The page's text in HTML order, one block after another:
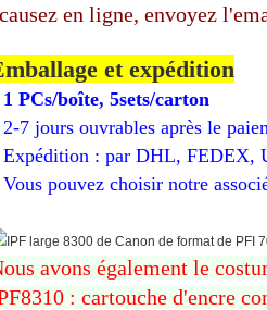
causez en ligne, envoyez
et expédition
1 PCs/boîte, 5sets/carton
2-7 jours ouvrables après le
Expédition : par DHL, FEDEX,
Vous pouvez choisir notre
avons également le
: cartouche d'encre